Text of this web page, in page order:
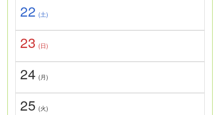
22 (土)
23 (日)
24 (月)
25 (火)